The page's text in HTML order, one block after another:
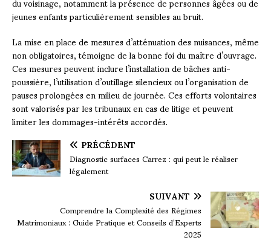
jeunes enfants particulièrement sensibles au bruit.
La mise en place de mesures d’atténuation des nuisances, même
non obligatoires, témoigne de la bonne foi du maître d’ouvrage.
Ces mesures peuvent inclure l’installation de bâches anti-
poussière, l’utilisation d’outillage silencieux ou l’organisation de
pauses prolongées en milieu de journée. Ces efforts volontaires
sont valorisés par les tribunaux en cas de litige et peuvent
limiter les dommages-intérêts accordés.
PRÉCÉDENT
Diagnostic surfaces Carrez : qui peut le réaliser
légalement
SUIVANT
Comprendre la Complexité des Régimes
Matrimoniaux : Guide Pratique et Conseils d’Experts
2025